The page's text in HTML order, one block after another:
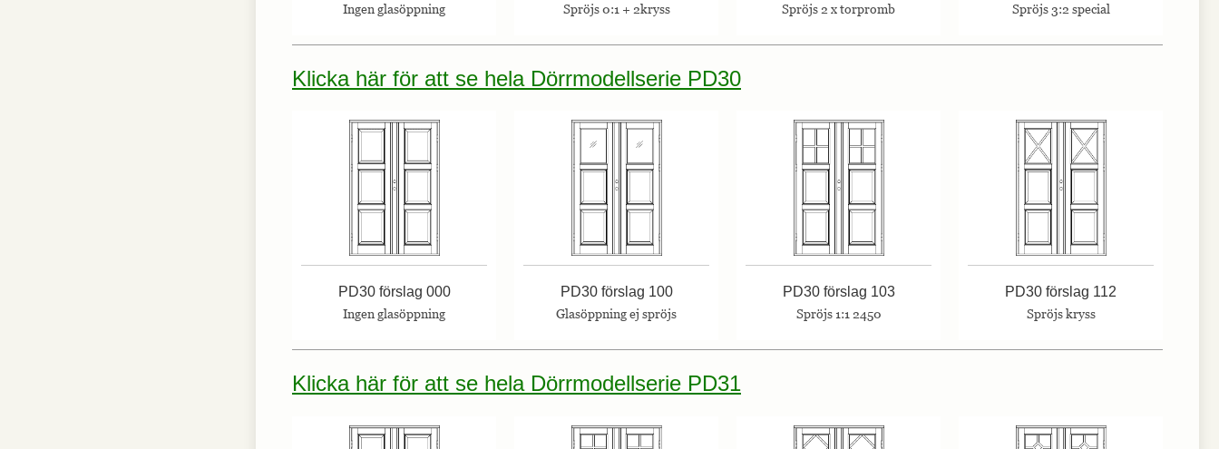
Ingen glasöppning
Spröjs 0:1 + 2kryss
Spröjs 2 x torpromb
Spröjs 3:2 special
Klicka här för att se hela Dörrmodellserie PD30
PD30 förslag 000
Ingen glasöppning
PD30 förslag 100
Glasöppning ej spröjs
PD30 förslag 103
Spröjs 1:1 2450
PD30 förslag 112
Spröjs kryss
Klicka här för att se hela Dörrmodellserie PD31